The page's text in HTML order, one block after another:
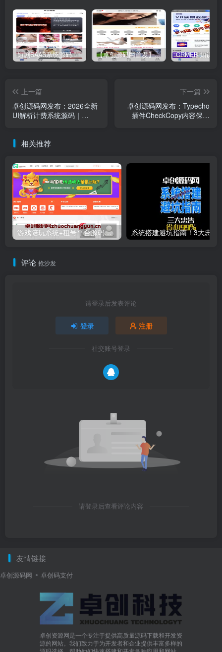
短剧SAAS系统源码｜多端分销+云存储+多租户架构 【卓创源码网首发】全开源视频打赏系统源码｜双模板+代理分站+易支付对接｜API全面修复｜站长盈利利器！​
上一篇
卓创源码网发布：2026全新
UI解析计费系统源码｜
询与推介分润解决方案
下一篇
卓创源码网发布：Typecho
插件CheckCopy内容保护
相关推荐
游戏陪玩系统+租号平台源码下载｜小姐姐陪玩/声优任务/绝地LOL下单｜多端适配威客平台源码
评论 抢沙发
请登录后发表评论
登录 注册
社交账号登录
请登录后查看评论内容
友情链接
卓创源码网 卓创码支付
卓创资源网是一个专注于提供高质量源码下载和开发资
源的网站。我们致力于为开发者和企业提供丰富多样的